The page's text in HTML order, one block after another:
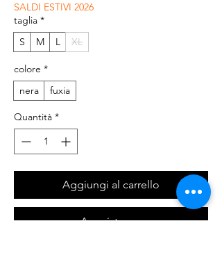
SALDI ESTIVI 2026
taglia *
S
M L XL
colore *
nera
fuxia
Quantità *
Aggiungi al carrello
Acquista ora